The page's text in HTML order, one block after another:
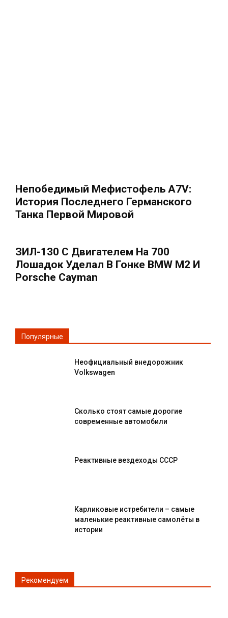
Непобедимый Мефистофель A7V:
История Последнего Германского
Танка Первой Мировой
ЗИЛ-130 С Двигателем На 700
Лошадок Уделал В Гонке BMW M2 И
Porsche Cayman
Популярные
Неофициальный внедорожник
Volkswagen
Сколько стоят самые дорогие
современные автомобили
Реактивные вездеходы СССР
Карликовые истребители – самые
маленькие реактивные самолёты в
истории
Рекомендуем